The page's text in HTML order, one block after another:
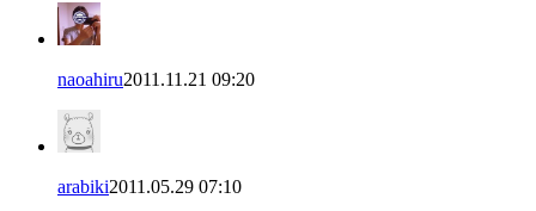
naoahiru2011.11.21 09:20
arabiki2011.05.29 07:10